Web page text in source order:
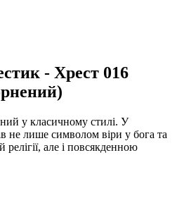
- Хрест 016
у класичному стилі. У
не лише символом віри у бога та
релігії, але і повсякденною